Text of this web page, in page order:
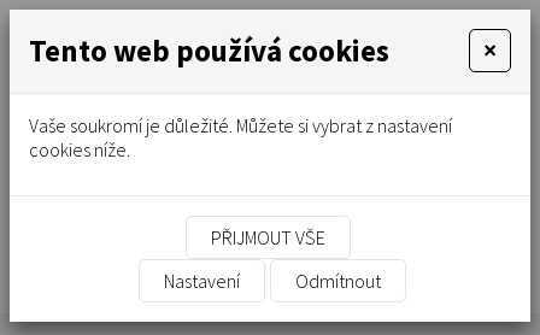
Stolek psací 99x589
Tento web používá cookies ×
Vaše soukromí je důležité. Můžete si vybrat z nastavení
cookies níže.
PŘIJMOUT VŠE
Nastavení
Odmítnout